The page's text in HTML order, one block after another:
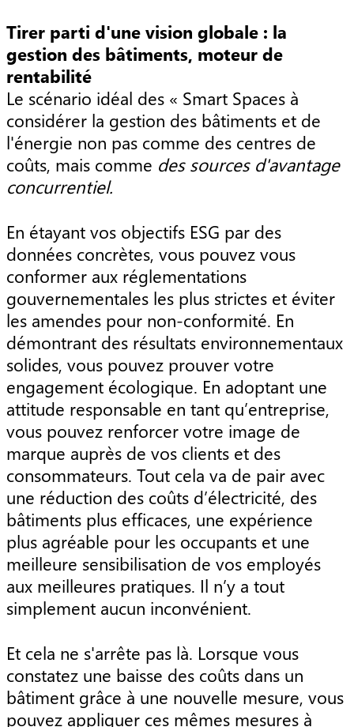
Tirer parti d'une vision globale : la
gestion des bâtiments, moteur de
rentabilité
Le scénario idéal des « Smart Spaces à
considérer la gestion des bâtiments et de
l'énergie non pas comme des centres de
coûts, mais comme des sources d'avantage
concurrentiel.
En étayant vos objectifs ESG par des
données concrètes, vous pouvez vous
conformer aux réglementations
gouvernementales les plus strictes et éviter
les amendes pour non-conformité. En
démontrant des résultats environnementaux
solides, vous pouvez prouver votre
engagement écologique. En adoptant une
attitude responsable en tant qu’entreprise,
vous pouvez renforcer votre image de
marque auprès de vos clients et des
consommateurs. Tout cela va de pair avec
une réduction des coûts d’électricité, des
bâtiments plus efficaces, une expérience
plus agréable pour les occupants et une
meilleure sensibilisation de vos employés
aux meilleures pratiques. Il n’y a tout
simplement aucun inconvénient.
Et cela ne s'arrête pas là. Lorsque vous
constatez une baisse des coûts dans un
bâtiment grâce à une nouvelle mesure, vous
pouvez appliquer ces mêmes mesures à